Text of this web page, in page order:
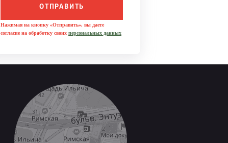
ОТПРАВИТЬ
Нажимая на кнопку «Отправить», вы даете
согласие на обработку своих персональных данных